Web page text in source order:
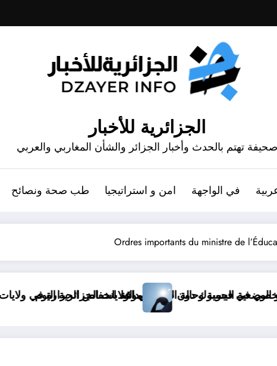
الجزائرية للأخبار
صحيفة تهتم بالحدث وأخبار الجزائر والشأن المغاربي والعربي
في الواجهة امن و استراتيجيا طب صحة ونصائح
Ordres importants du ministre de
موعد انخفاض الحرارة في ولايات الجزائر